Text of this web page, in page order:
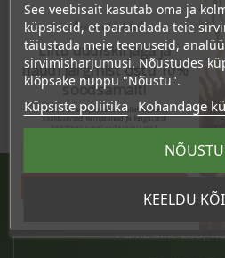
Lisa Ostukorvi
JÄRVE
Pärnu mnt. 238,
See veebisait kasutab oma ja
küpsiseid, et parandada teie
täiustada meie teenuseid,
sirvimisharjumusi. Nõustudes
klõpsake nuppu "Nõustu".
Küpsiste poliitika Kohandage
KEELDU
Ära veel lahku!
Liitu uudiskirjaga ja
naudi järgmist ostu 10%
soodsamalt!
Sind ootavad spetsiaalsed allahindlused,
eksklusiivsed kampaaniad ja kingitused!
Registreeru e-maili aadressiga ja saad